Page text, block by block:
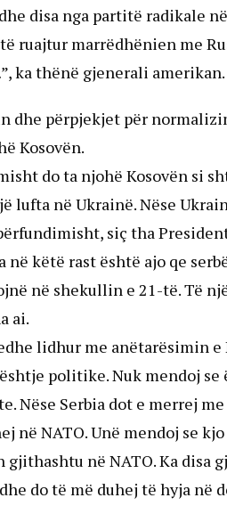
disa nga partitë radikale
ruajtur marrëdhënien me
ka thënë gjenerali amerikan.
dhe përpjekjet për
Kosovën.
do ta njohë Kosovën si
lufta në Ukrainë. Nëse
siç tha
në këtë rast është ajo qe
në shekullin e 21-të. Të
ai.
lidhur me anëtarësimin e
politike. Nuk mendoj
Nëse Serbia dot e merrej
në NATO. Unë mendoj se
në NATO. Ka disa
do të më duhej të hyja